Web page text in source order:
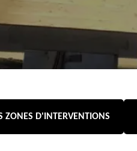
ZONES D'INTERVENTIONS